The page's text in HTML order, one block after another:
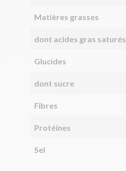
Matières grasses
dont acides gras saturés
Glucides
dont sucre
Fibres
Protéines
Sel